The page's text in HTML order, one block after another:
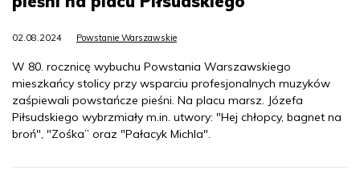
02.08.2024 Powstanie Warszawskie
W 80. rocznicę wybuchu Powstania Warszawskiego
mieszkańcy stolicy przy wsparciu profesjonalnych muzyków
zaśpiewali powstańcze pieśni. Na placu marsz. Józefa
Piłsudskiego wybrzmiały m.in. utwory: "Hej chłopcy, bagnet na
broń", "Zośka” oraz "Pałacyk Michla".